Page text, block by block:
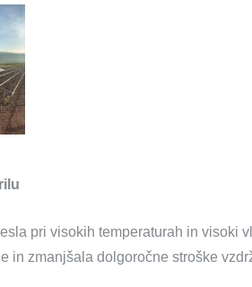
pri visokih temperaturah in visoki
in zmanjšala dolgoročne stroške